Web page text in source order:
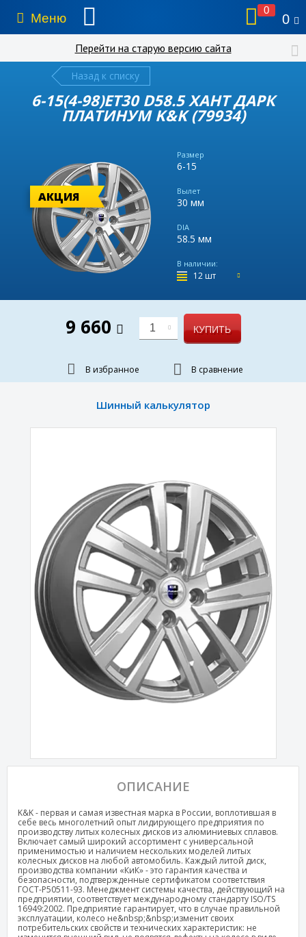
Меню
0
0
Перейти на старую версию сайта
Назад к списку
6-15(4-98)ET30 D58.5 ХАНТ ДАРК
ПЛАТИНУМ K&K (79934)
Размер
6-15
Вылет
30 мм
DIA
58.5 мм
В наличии:
12 шт
АКЦИЯ
9 660 1 КУПИТЬ
В избранное В сравнение
Шинный калькулятор
ОПИСАНИЕ
K&K - первая и самая известная марка в России, воплотившая в
себе весь многолетний опыт лидирующего предприятия по
производству литых колесных дисков из алюминиевых сплавов.
Включает самый широкий ассортимент с универсальной
применимостью и наличием нескольких моделей литых
колесных дисков на любой автомобиль. Каждый литой диск,
производства компании «КиК» - это гарантия качества и
безопасности, подтвержденные сертификатом соответствия
ГОСТ-Р50511-93. Менеджмент системы качества, действующий на
предприятии, соответствует международному стандарту ISO/TS
16949:2002. Предприятие гарантирует, что в случае правильной
эксплуатации, колесо не&nbsp;&nbsp;изменит своих
потребительских свойств и технических характеристик: не